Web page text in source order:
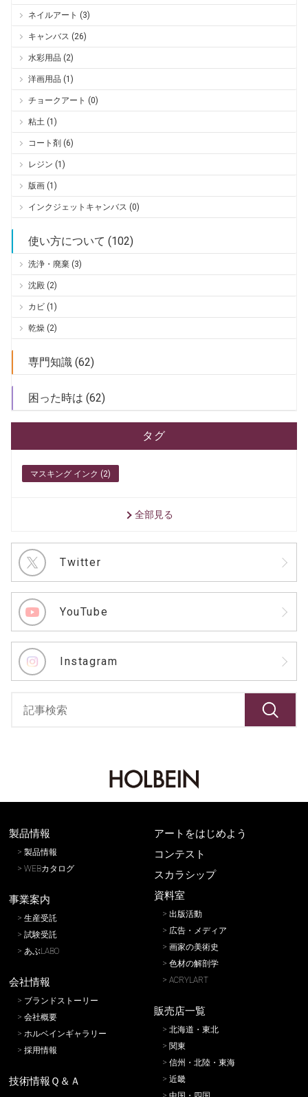
ネイルアート (3)
キャンバス (26)
水彩用品 (2)
洋画用品 (1)
チョークアート (0)
粘土 (1)
コート剤 (6)
レジン (1)
版画 (1)
インクジェットキャンバス (0)
使い方について (102)
洗浄・廃棄 (3)
沈殿 (2)
カビ (1)
乾燥 (2)
専門知識 (62)
困った時は (62)
タグ
マスキング インク (2)
全部見る
Twitter
YouTube
Instagram
製品情報
製品情報
WEBカタログ
事業案内
生産受託
試験受託
あぶLABO
会社情報
ブランドストーリー
会社概要
ホルベインギャラリー
採用情報
アートをはじめよう
コンテスト
スカラシップ
資料室
出版活動
広告・メディア
画家の美術史
色材の解剖学
ACRYLART
販売店一覧
北海道・東北
関東
信州・北陸・東海
近畿
技術情報Ｑ＆Ａ